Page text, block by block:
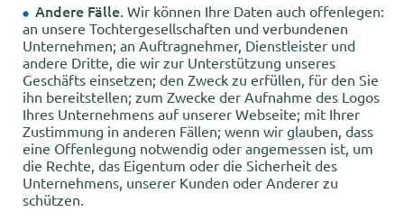
Andere Fälle. Wir können Ihre Daten auch offenlegen:
an unsere Tochtergesellschaften und verbundenen
Unternehmen; an Auftragnehmer, Dienstleister und
andere Dritte, die wir zur Unterstützung unseres
Geschäfts einsetzen; den Zweck zu erfüllen, für den Sie
ihn bereitstellen; zum Zwecke der Aufnahme des Logos
Ihres Unternehmens auf unserer Webseite; mit Ihrer
Zustimmung in anderen Fällen; wenn wir glauben, dass
eine Offenlegung notwendig oder angemessen ist, um
die Rechte, das Eigentum oder die Sicherheit des
Unternehmens, unserer Kunden oder Anderer zu
schützen.